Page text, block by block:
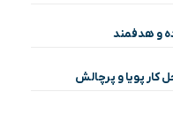
و هدفمند
کار پویا و پرچالش